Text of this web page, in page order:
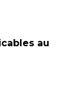
au